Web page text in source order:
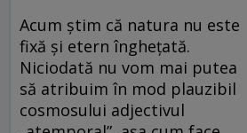
Acum știm că natura nu este
fixă și etern înghețată.
Niciodată nu vom mai putea
să atribuim în mod plauzibil
cosmosului adjectivul